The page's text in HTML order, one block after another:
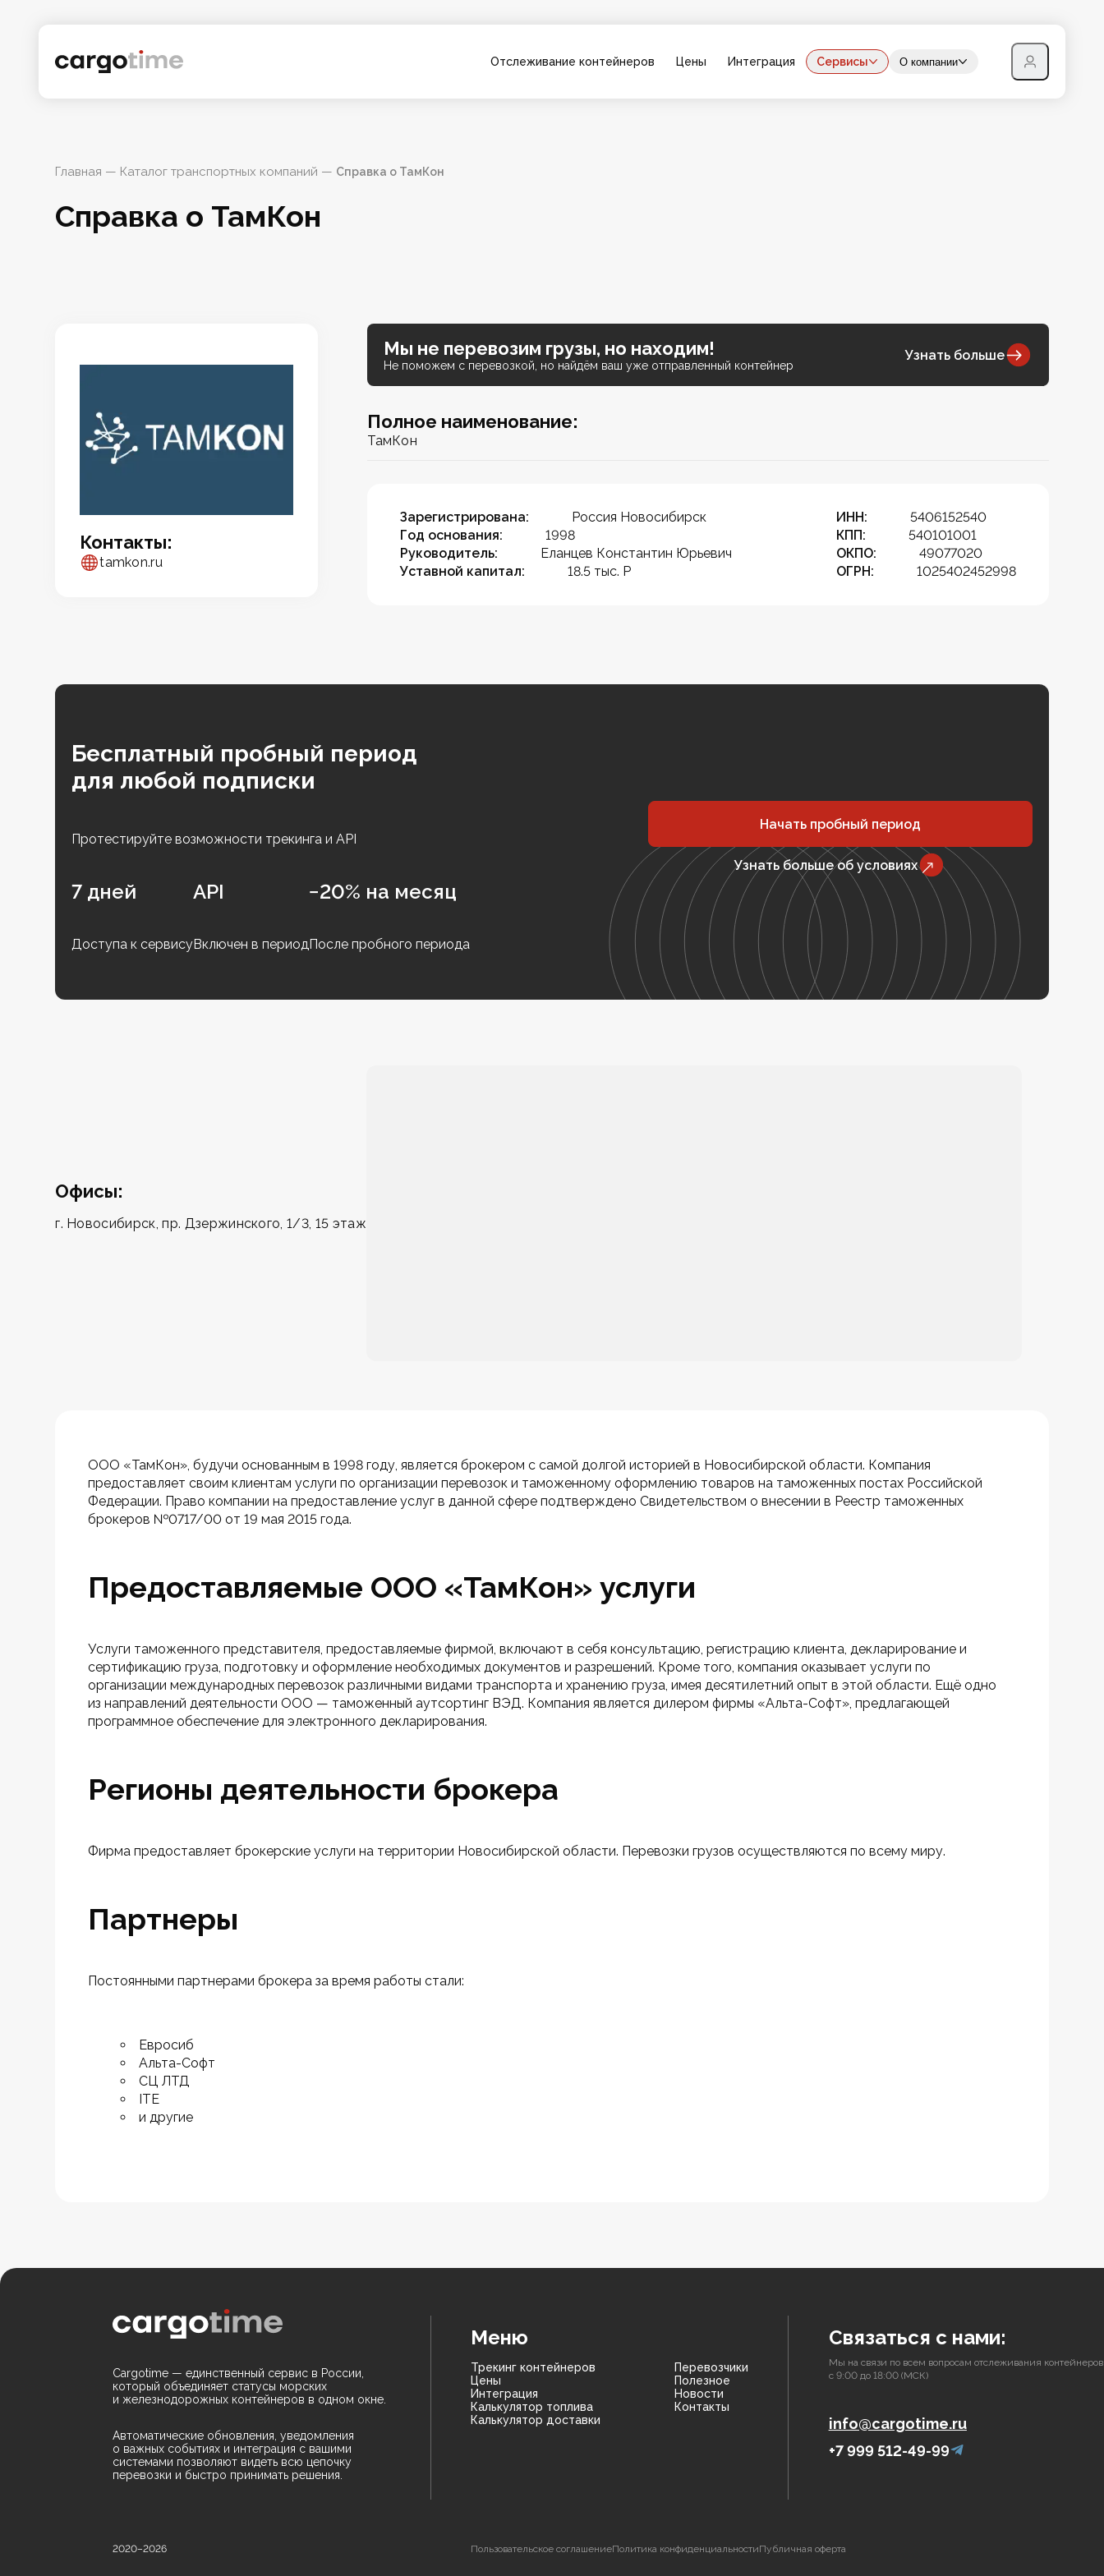
Отслеживание контейнеров Цены Интеграция Сервисы О компании
Главная — Каталог транспортных компаний — Справка о ТамКон
Справка о ТамКон
Контакты:
tamkon.ru
Мы не перевозим грузы, но находим!
Не поможем с перевозкой, но найдём ваш уже отправленный контейнер
Узнать больше
Полное наименование:
ТамКон
Зарегистрирована:
Россия Новосибирск
Год основания:
1998
Руководитель:
Еланцев Константин Юрьевич
Уставной капитал:
18.5 тыс. Р
ИНН:
5406152540
КПП:
540101001
ОКПО:
49077020
ОГРН:
1025402452998
Бесплатный пробный период
для любой подписки
Протестируйте возможности трекинга и API
7 дней
Доступа к сервису
API
Включен в период
−20% на месяц
После пробного периода
Начать пробный период
Узнать больше об условиях
Офисы:
г. Новосибирск, пр. Дзержинского, 1/3, 15 этаж
ООО «ТамКон», будучи основанным в 1998 году, является брокером с самой долгой историей в Новосибирской области. Компания
предоставляет своим клиентам услуги по организации перевозок и таможенному оформлению товаров на таможенных постах Российской
Федерации. Право компании на предоставление услуг в данной сфере подтверждено Свидетельством о внесении в Реестр таможенных
брокеров №0717/00 от 19 мая 2015 года.
Предоставляемые ООО «ТамКон» услуги
Услуги таможенного представителя, предоставляемые фирмой, включают в себя консультацию, регистрацию клиента, декларирование и
сертификацию груза, подготовку и оформление необходимых документов и разрешений. Кроме того, компания оказывает услуги по
организации международных перевозок различными видами транспорта и хранению груза, имея десятилетний опыт в этой области. Ещё одно
из направлений деятельности ООО — таможенный аутсортинг ВЭД. Компания является дилером фирмы «Альта-Софт», предлагающей
программное обеспечение для электронного декларирования.
Регионы деятельности брокера
Фирма предоставляет брокерские услуги на территории Новосибирской области. Перевозки грузов осуществляются по всему миру.
Партнеры
Постоянными партнерами брокера за время работы стали:
Евросиб
Альта-Софт
СЦ ЛТД
ITE
и другие
Cargotime — единственный сервис в России,
который объединяет статусы морских
и железнодорожных контейнеров в одном окне.
Автоматические обновления, уведомления
о важных событиях и интеграция с вашими
системами позволяют видеть всю цепочку
перевозки и быстро принимать решения.
Меню
Трекинг контейнеров
Цены
Интеграция
Калькулятор топлива
Калькулятор доставки
Перевозчики
Полезное
Новости
Контакты
Связаться с нами:
Мы на связи по всем вопросам отслеживания контейнеров
с 9:00 до 18:00 (МСК)
info@cargotime.ru
+7 999 512-49-99
2020–2026 Пользовательское соглашениеПолитика конфиденциальностиПубличная оферта